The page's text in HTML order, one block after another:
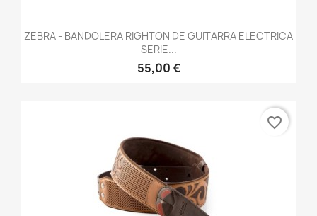
ZEBRA - BANDOLERA RIGHTON DE GUITARRA ELECTRICA
SERIE...
55,00 €
favorite_border